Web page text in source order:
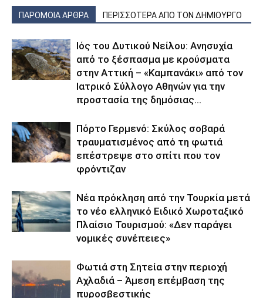
ΠΑΡΟΜΟΙΑ ΑΡΘΡΑ ΠΕΡΙΣΣΟΤΕΡΑ ΑΠΟ ΤΟΝ ΔΗΜΙΟΥΡΓΟ
Ιός του Δυτικού Νείλου: Ανησυχία
από το ξέσπασμα με κρούσματα
στην Αττική – «Καμπανάκι» από τον
Ιατρικό Σύλλογο Αθηνών για την
προστασία της δημόσιας...
Πόρτο Γερμενό: Σκύλος σοβαρά
τραυματισμένος από τη φωτιά
επέστρεψε στο σπίτι που τον
φρόντιζαν
Νέα πρόκληση από την Τουρκία μετά
το νέο ελληνικό Ειδικό Χωροταξικό
Πλαίσιο Τουρισμού: «Δεν παράγει
νομικές συνέπειες»
Φωτιά στη Σητεία στην περιοχή
Αχλαδιά – Άμεση επέμβαση της
πυροσβεστικής